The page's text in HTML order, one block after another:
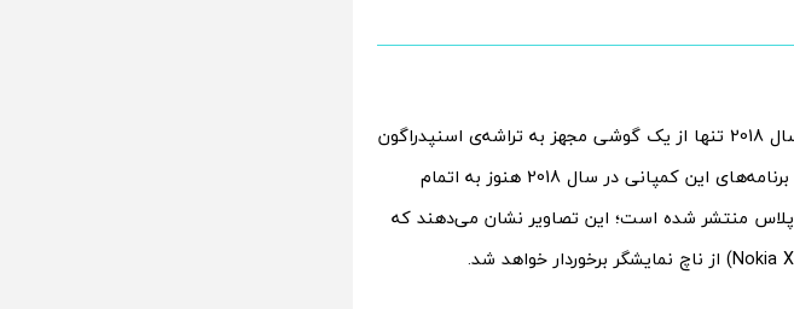
انتظار داشتیم که کمپانی اچ‌ام‌دی گلوبال، تا پایان سال 2018 تنها از یک گوشی مجهز به تراشه‌ی اسنپدراگون
845 رونمایی کند؛ اما اینطور که از شواهد پیداست، برنامه‌های این کمپانی در سال 2018 هنوز به اتمام
نرسیده است. اخیرا رندرهای CAD از گوشی نوکیا 5.1 پلاس منتشر شده است؛ این تصاویر نشان می‌دهند که